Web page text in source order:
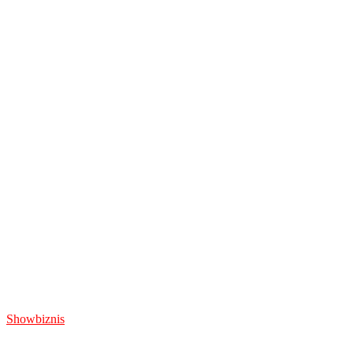
Showbiznis